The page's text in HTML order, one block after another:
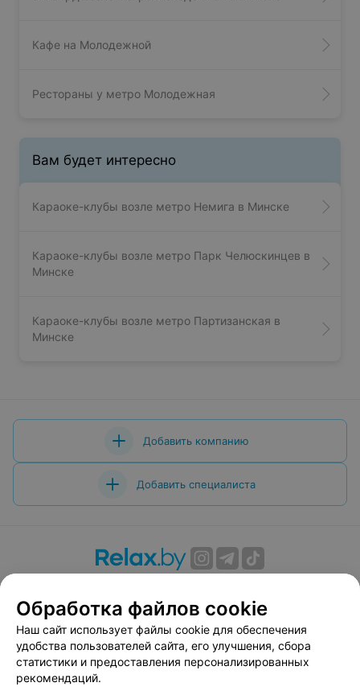
Кафе на Молодежной
Рестораны у метро Молодежная
Вам будет интересно
Караоке-клубы возле метро Немига в Минске
Караоке-клубы возле метро Парк Челюскинцев в
Минске
Караоке-клубы возле метро Партизанская в
Минске
Добавить компанию
Добавить специалиста
Вакансии
Публичный договор
Способы оплаты
Публичный договор по использованию сервиса
«Афиша»
Пользовательское соглашение
Обработка файлов cookie
Наш сайт использует файлы cookie для обеспечения
удобства пользователей сайта, его улучшения, сбора
статистики и предоставления персонализированных
рекомендаций.